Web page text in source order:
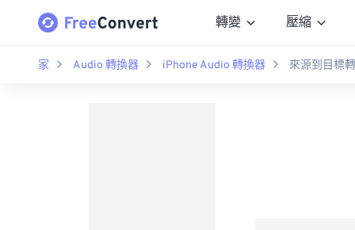
轉變 壓縮
家 Audio 轉換器 iPhone Audio 轉換器 來源到目標